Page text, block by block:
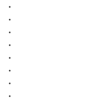
・
・
・
・
・
・
・
・